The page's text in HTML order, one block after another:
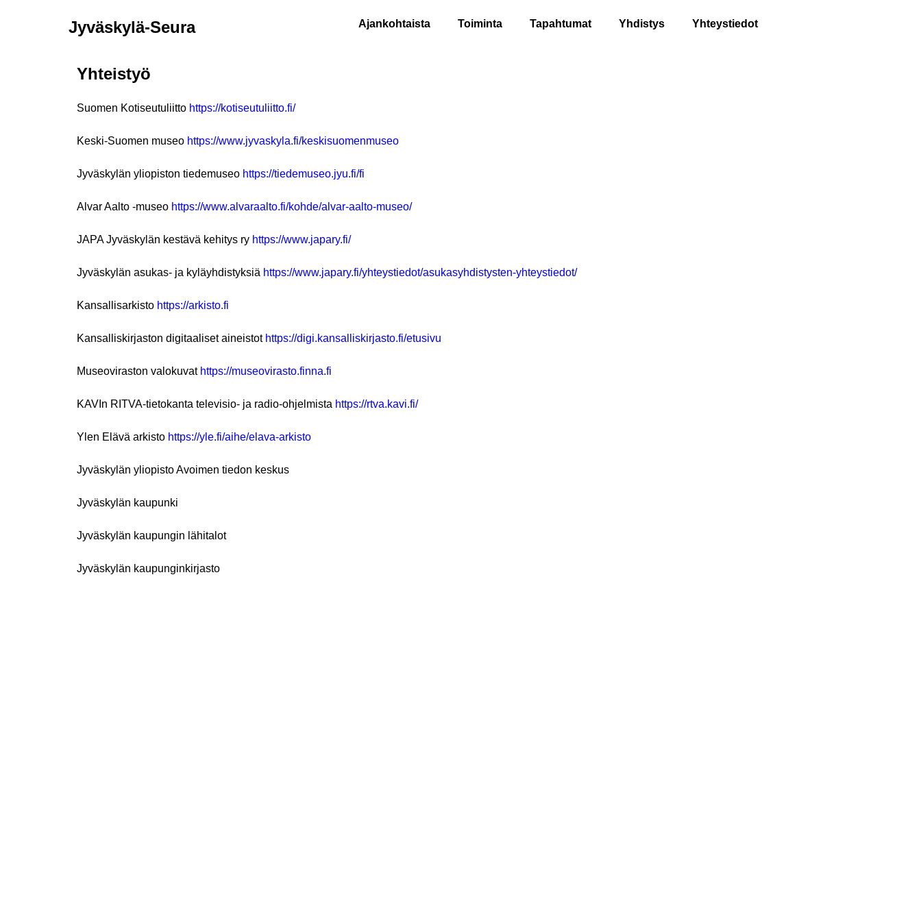
Jyväskylä-Seura Ajankohtaista Toiminta Tapahtumat Yhdistys Yhteystiedot
Yhteistyö
Suomen Kotiseutuliitto https://kotiseutuliitto.fi/
Keski-Suomen museo https://www.jyvaskyla.fi/keskisuomenmuseo
Jyväskylän yliopiston tiedemuseo https://tiedemuseo.jyu.fi/fi
Alvar Aalto -museo https://www.alvaraalto.fi/kohde/alvar-aalto-museo/
JAPA Jyväskylän kestävä kehitys ry https://www.japary.fi/
Jyväskylän asukas- ja kyläyhdistyksiä https://www.japary.fi/yhteystiedot/asukasyhdistysten-yhteystiedot/
Kansallisarkisto https://arkisto.fi
Kansalliskirjaston digitaaliset aineistot https://digi.kansalliskirjasto.fi/etusivu
Museoviraston valokuvat https://museovirasto.finna.fi
KAVIn RITVA-tietokanta televisio- ja radio-ohjelmista https://rtva.kavi.fi/
Ylen Elävä arkisto https://yle.fi/aihe/elava-arkisto
Jyväskylän yliopisto Avoimen tiedon keskus
Jyväskylän kaupunki
Jyväskylän kaupungin lähitalot
Jyväskylän kaupunginkirjasto